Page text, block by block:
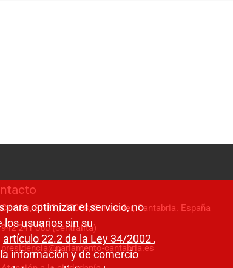
C/ Alta, 31-33 / 39008, Santander, Cantabria. España
942 241 060 (centralita)
presidencia@parlamento-cantabria.es
para optimizar el servicio, no
los usuarios sin su
artículo 22.2 de la Ley 34/2002 ,
información y de comercio